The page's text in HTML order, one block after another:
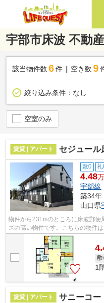
宇部市床波 不動
該当物件数 6件 空き数 9
絞り込み条件： なし
空室のみ
賃貸 | アパート セジュール
敷0
4.48
宇部線
築34年
山口県
物件から231mのところに床波郵便
ズの高い物件です。こちらの物件
物件情報を豊富に取り扱っており
敷
1
賃貸 | アパート サニーコー